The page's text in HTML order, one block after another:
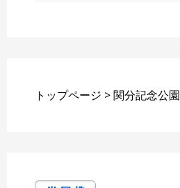
トップページ >関分記念公園